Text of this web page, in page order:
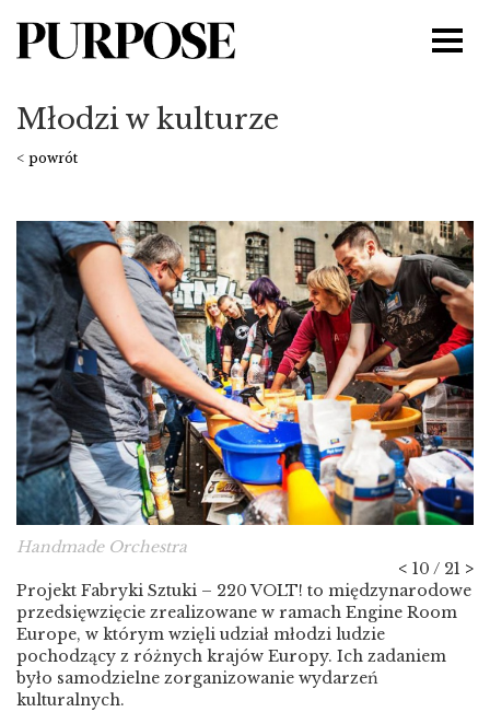
Młodzi w kulturze
< powrót
Handmade Orchestra
< 10 / 21 >
Projekt Fabryki Sztuki – 220 VOLT! to międzynarodowe
przedsięwzięcie zrealizowane w ramach Engine Room
Europe, w którym wzięli udział młodzi ludzie
pochodzący z różnych krajów Europy. Ich zadaniem
było samodzielne zorganizowanie wydarzeń
kulturalnych.